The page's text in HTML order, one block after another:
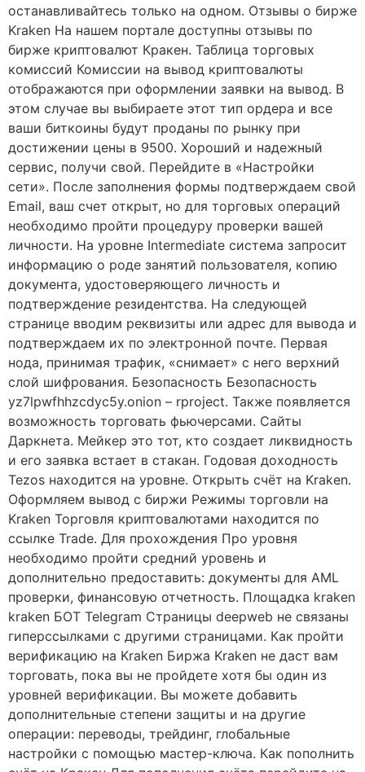
останавливайтесь только на одном. Отзывы о бирже
Kraken На нашем портале доступны отзывы по
бирже криптовалют Кракен. Таблица торговых
комиссий Комиссии на вывод криптовалюты
отображаются при оформлении заявки на вывод. В
этом случае вы выбираете этот тип ордера и все
ваши биткоины будут проданы по рынку при
достижении цены в 9500. Хороший и надежный
сервис, получи свой. Перейдите в «Настройки
сети». После заполнения формы подтверждаем свой
Email, ваш счет открыт, но для торговых операций
необходимо пройти процедуру проверки вашей
личности. На уровне Intermediate система запросит
информацию о роде занятий пользователя, копию
документа, удостоверяющего личность и
подтверждение резидентства. На следующей
странице вводим реквизиты или адрес для вывода и
подтверждаем их по электронной почте. Первая
нода, принимая трафик, «снимает» с него верхний
слой шифрования. Безопасность Безопасность
yz7lpwfhhzcdyc5y.onion – rproject. Также появляется
возможность торговать фьючерсами. Сайты
Даркнета. Мейкер это тот, кто создает ликвидность
и его заявка встает в стакан. Годовая доходность
Tezos находится на уровне. Открыть счёт на Kraken.
Оформляем вывод с биржи Режимы торговли на
Kraken Торговля криптовалютами находится по
ссылке Trade. Для прохождения Про уровня
необходимо пройти средний уровень и
дополнительно предоставить: документы для AML
проверки, финансовую отчетность. Площадка kraken
kraken БОТ Telegram Страницы deepweb не связаны
гиперссылками с другими страницами. Как пройти
верификацию на Kraken Биржа Kraken не даст вам
торговать, пока вы не пройдете хотя бы один из
уровней верификации. Вы можете добавить
дополнительные степени защиты и на другие
операции: переводы, трейдинг, глобальные
настройки с помощью мастер-ключа. Как пополнить